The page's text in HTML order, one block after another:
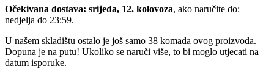
Očekivana dostava: srijeda, 12. kolovoza, ako naručite do:
nedjelja do 23:59.
U našem skladištu ostalo je još samo 38 komada ovog proizvoda.
Dopuna je na putu! Ukoliko se naruči više, to bi moglo utjecati na
datum isporuke.